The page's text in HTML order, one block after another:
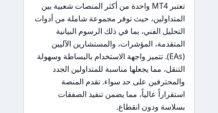
تعتبر MT4 واحدة من أكثر المنصات شعبية بين
المتداولين، حيث توفر مجموعة شاملة من أدوات
التحليل الفني، بما في ذلك الرسوم البيانية
المتقدمة، المؤشرات، والمستشارين الآليين
(EAs). تتميز واجهة الاستخدام بالبساطة وسهولة
التنقل، مما يجعلها مناسبة للمتداولين الجدد
والمحترفين على حد سواء. تقدم المنصة
استقراراً عالياً، مما يضمن تنفيذ الصفقات
بسلاسة ودون انقطاع.